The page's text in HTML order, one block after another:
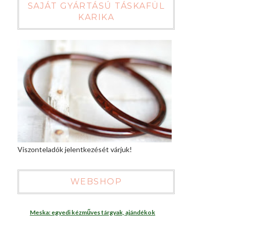
SAJÁT GYÁRTÁSÚ TÁSKAFÜL
KARIKA
Viszonteladók jelentkezését várjuk!
WEBSHOP
Meska: egyedi kézműves tárgyak, ajándékok